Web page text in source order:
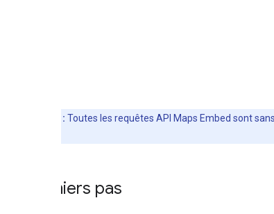
Remarque : Toutes les requêtes API Maps Embed sont
Premiers pas